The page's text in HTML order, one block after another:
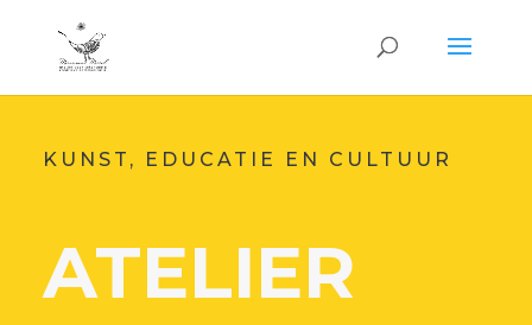
KUNST, EDUCATIE EN CULTUUR
ATELIER